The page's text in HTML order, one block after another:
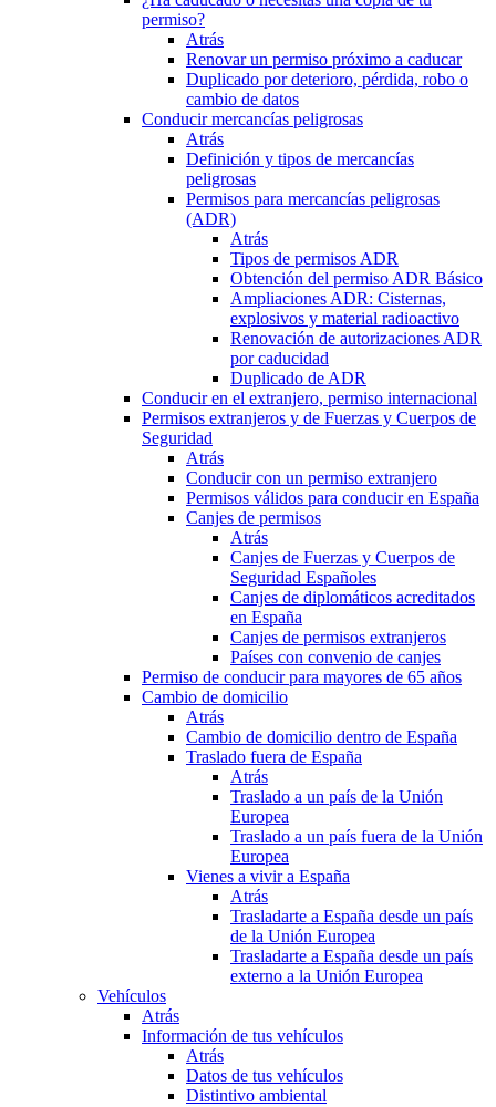
permiso?
Atrás
Renovar un permiso próximo a caducar
Duplicado por deterioro, pérdida, robo o
cambio de datos
Conducir mercancías peligrosas
Atrás
Definición y tipos de mercancías
peligrosas
Permisos para mercancías peligrosas
(ADR)
Atrás
Tipos de permisos ADR
Obtención del permiso ADR Básico
Ampliaciones ADR: Cisternas,
explosivos y material radioactivo
Renovación de autorizaciones ADR
por caducidad
Duplicado de ADR
Conducir en el extranjero, permiso internacional
Permisos extranjeros y de Fuerzas y Cuerpos de
Seguridad
Atrás
Conducir con un permiso extranjero
Permisos válidos para conducir en España
Canjes de permisos
Atrás
Canjes de Fuerzas y Cuerpos de
Seguridad Españoles
Canjes de diplomáticos acreditados
en España
Canjes de permisos extranjeros
Países con convenio de canjes
Permiso de conducir para mayores de 65 años
Cambio de domicilio
Atrás
Cambio de domicilio dentro de España
Traslado fuera de España
Atrás
Traslado a un país de la Unión
Europea
Traslado a un país fuera de la Unión
Europea
Vienes a vivir a España
Atrás
Trasladarte a España desde un país
de la Unión Europea
Trasladarte a España desde un país
externo a la Unión Europea
Vehículos
Atrás
Información de tus vehículos
Atrás
Datos de tus vehículos
Distintivo ambiental